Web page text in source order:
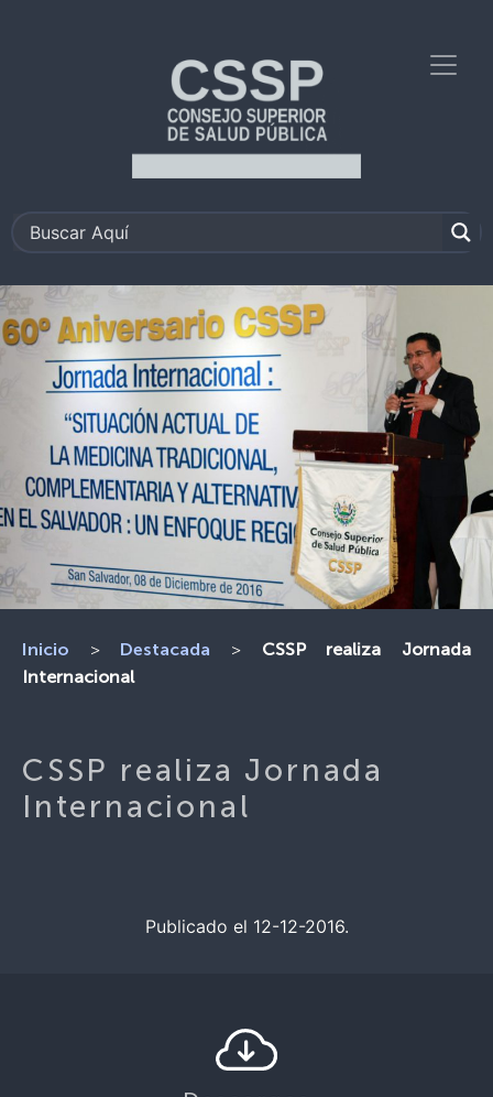
Inicio > Destacada > CSSP realiza Jornada
Internacional
CSSP realiza Jornada
Internacional
Publicado el 12-12-2016.